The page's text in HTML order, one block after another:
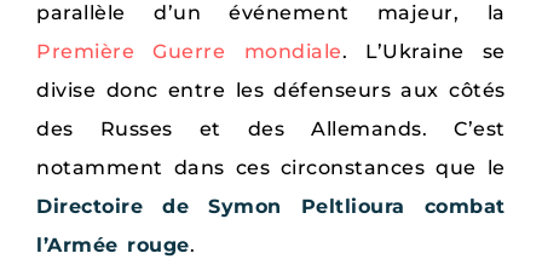
parallèle d’un événement majeur, la
Première Guerre mondiale. L’Ukraine se
divise donc entre les défenseurs aux côtés
des Russes et des Allemands. C’est
notamment dans ces circonstances que le
Directoire de Symon Peltlioura combat
l’Armée rouge.